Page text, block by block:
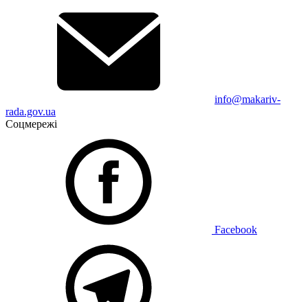
info@makariv-
rada.gov.ua
Соцмережі
Facebook